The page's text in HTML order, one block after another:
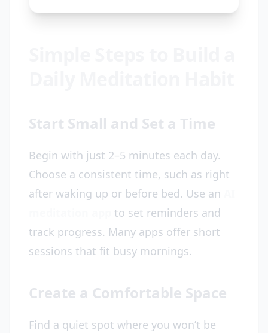
Start Small and Set a Time
Begin with just 2–5 minutes each day.
Choose a consistent time, such as right
after waking up or before bed. Use an
to set reminders and
track progress. Many apps offer short
sessions that fit busy mornings.
Create a Comfortable Space
Find a quiet spot where you won’t be